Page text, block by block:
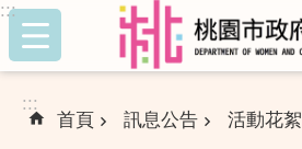
跳到主要內容區塊
:::
:::
首頁 訊息公告 活動花絮